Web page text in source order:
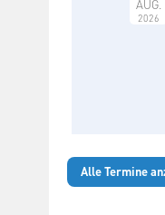
AUG.
2026
Alle Termine